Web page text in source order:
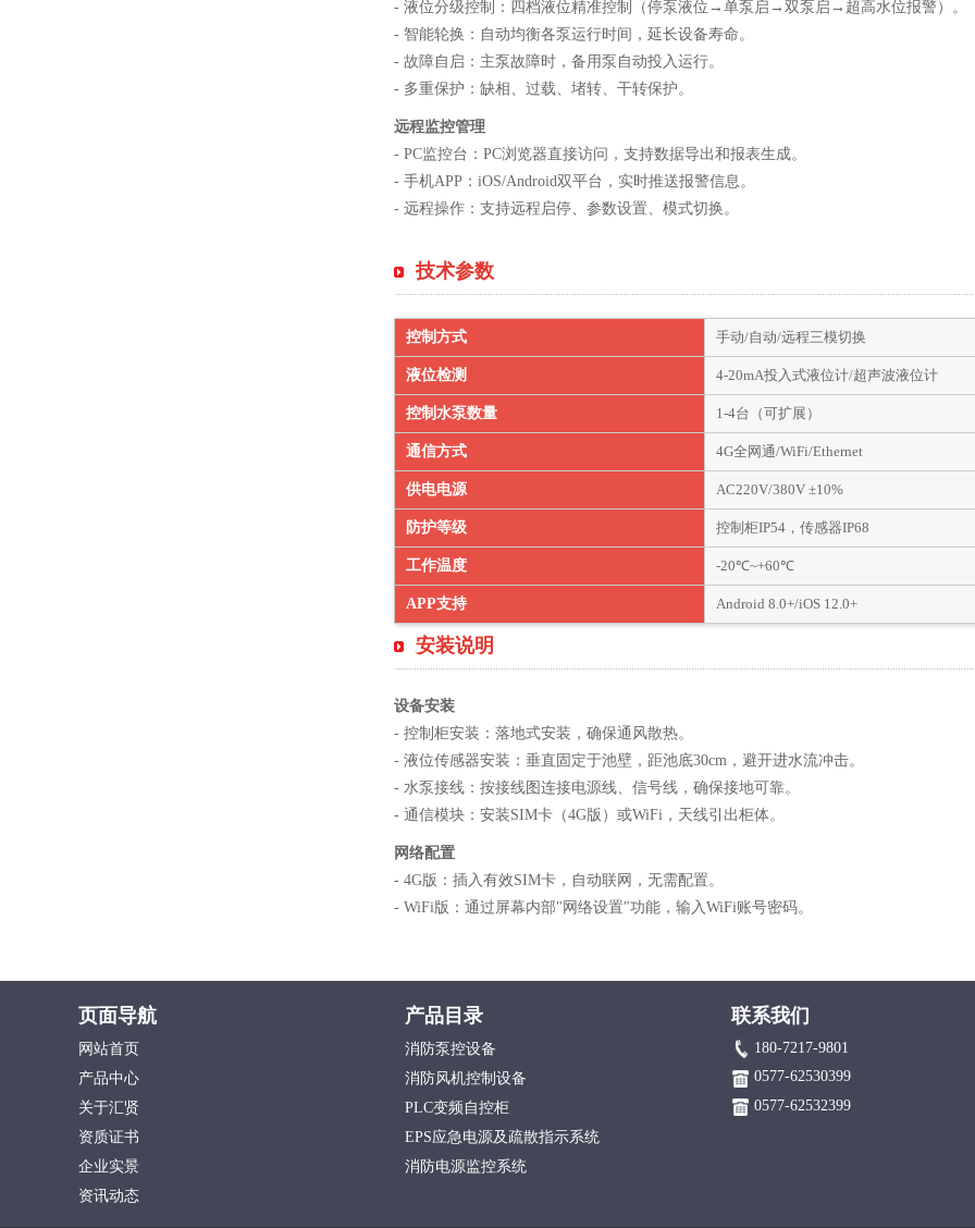
- 液位分级控制：四档液位精准控制（停泵液位→单泵启→双泵启→超高水位报警）。
- 智能轮换：自动均衡各泵运行时间，延长设备寿命。
- 故障自启：主泵故障时，备用泵自动投入运行。
- 多重保护：缺相、过载、堵转、干转保护。
远程监控管理
- PC监控台：PC浏览器直接访问，支持数据导出和报表生成。
- 手机APP：iOS/Android双平台，实时推送报警信息。
- 远程操作：支持远程启停、参数设置、模式切换。
技术参数
控制方式 手动/自动/远程三模切换
液位检测 4-20mA投入式液位计/超声波液位计
控制水泵数量 1-4台（可扩展）
通信方式 4G全网通/WiFi/Ethernet
供电电源 AC220V/380V ±10%
防护等级 控制柜IP54，传感器IP68
工作温度 -20℃~+60℃
APP支持 Android 8.0+/iOS 12.0+
安装说明
设备安装
- 控制柜安装：落地式安装，确保通风散热。
- 液位传感器安装：垂直固定于池壁，距池底30cm，避开进水流冲击。
- 水泵接线：按接线图连接电源线、信号线，确保接地可靠。
- 通信模块：安装SIM卡（4G版）或WiFi，天线引出柜体。
网络配置
- 4G版：插入有效SIM卡，自动联网，无需配置。
- WiFi版：通过屏幕内部"网络设置"功能，输入WiFi账号密码。
页面导航
网站首页
产品中心
关于汇贤
资质证书
企业实景
资讯动态
产品目录
消防泵控设备
消防风机控制设备
PLC变频自控柜
EPS应急电源及疏散指示系统
消防电源监控系统
联系我们
180-7217-9801
0577-62530399
0577-62532399